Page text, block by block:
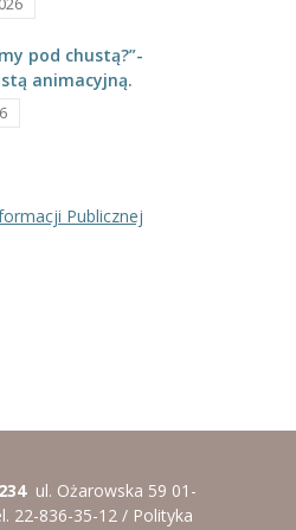
pod chustą?”-
animacyjną.
Publicznej
ul. Ożarowska 59 01-
22-836-35-12 / Polityka